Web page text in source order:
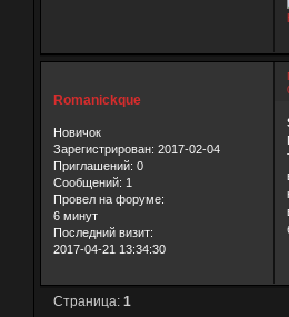
Romanickque
Новичок
Зарегистрирован: 2017-02-04
Приглашений: 0
Сообщений: 1
Провел на форуме:
6 минут
Последний визит:
2017-04-21 13:34:30
Страница: 1